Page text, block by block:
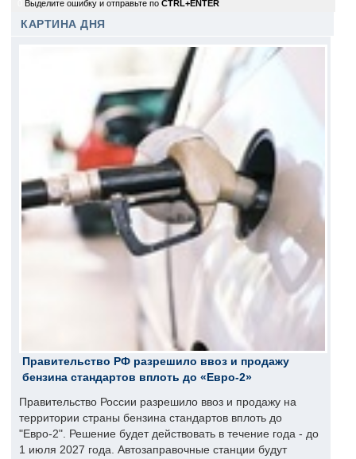
Выделите ошибку и отправьте по CTRL+ENTER
КАРТИНА ДНЯ
Правительство РФ разрешило ввоз и продажу
бензина стандартов вплоть до «Евро-2»
Правительство России разрешило ввоз и продажу на
территории страны бензина стандартов вплоть до
"Евро-2". Решение будет действовать в течение года - до
1 июля 2027 года. Автозаправочные станции будут